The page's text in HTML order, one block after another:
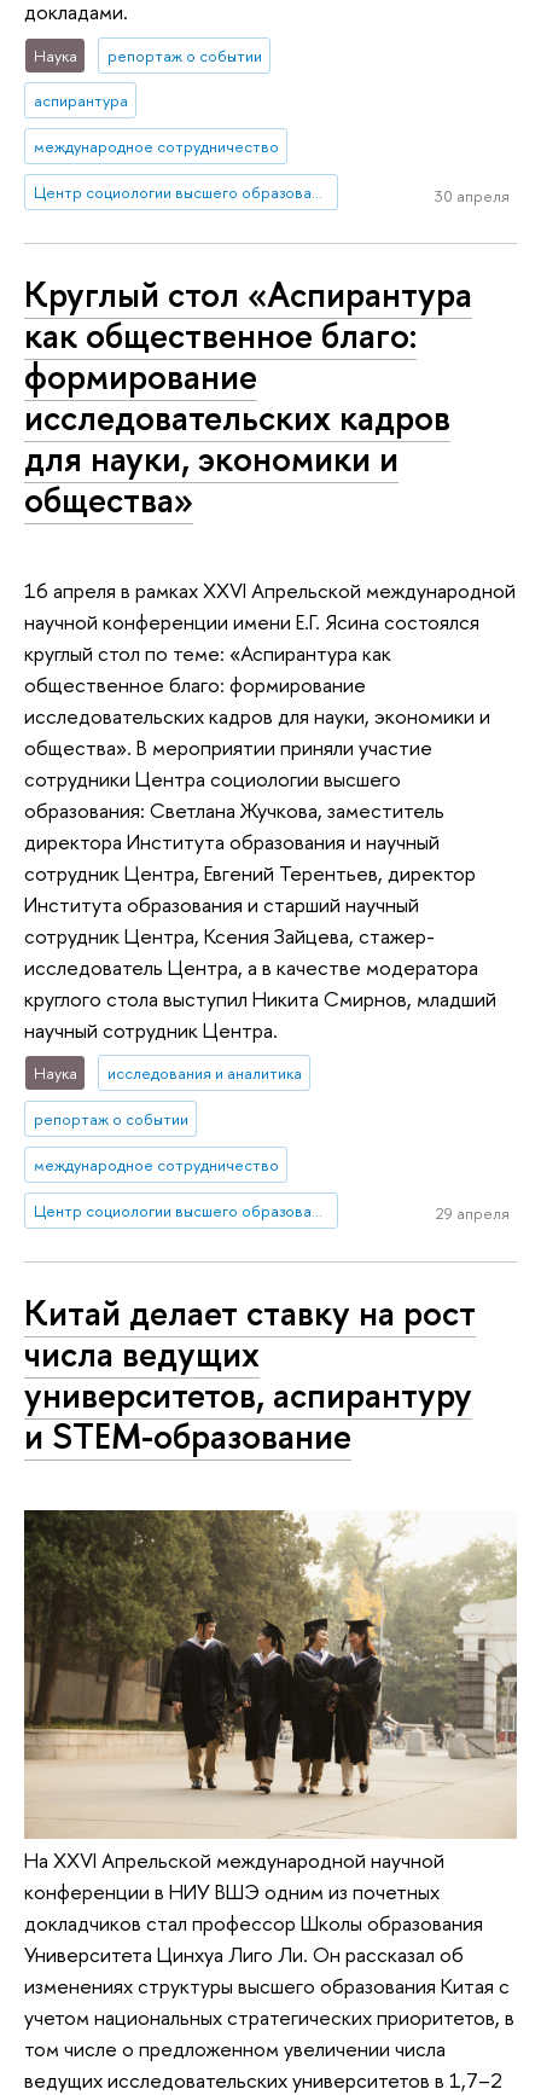
докладами.
Наука репортаж о событии
аспирантура
международное сотрудничество
Центр социологии высшего образования 30 апреля
Круглый стол «Аспирантура
как общественное благо:
формирование
исследовательских кадров
для науки, экономики и
общества»
16 апреля в рамках XXVI Апрельской международной
научной конференции имени Е.Г. Ясина состоялся
круглый стол по теме: «Аспирантура как
общественное благо: формирование
исследовательских кадров для науки, экономики и
общества». В мероприятии приняли участие
сотрудники Центра социологии высшего
образования: Светлана Жучкова, заместитель
директора Института образования и научный
сотрудник Центра, Евгений Терентьев, директор
Института образования и старший научный
сотрудник Центра, Ксения Зайцева, стажер-
исследователь Центра, а в качестве модератора
круглого стола выступил Никита Смирнов, младший
научный сотрудник Центра.
Наука исследования и аналитика
репортаж о событии
международное сотрудничество
Центр социологии высшего образования 29 апреля
Китай делает ставку на рост
числа ведущих
университетов, аспирантуру
и STEM-образование
На XXVI Апрельской международной научной
конференции в НИУ ВШЭ одним из почетных
докладчиков стал профессор Школы образования
Университета Цинхуа Лиго Ли. Он рассказал об
изменениях структуры высшего образования Китая с
учетом национальных стратегических приоритетов, в
том числе о предложенном увеличении числа
ведущих исследовательских университетов в 1,7–2